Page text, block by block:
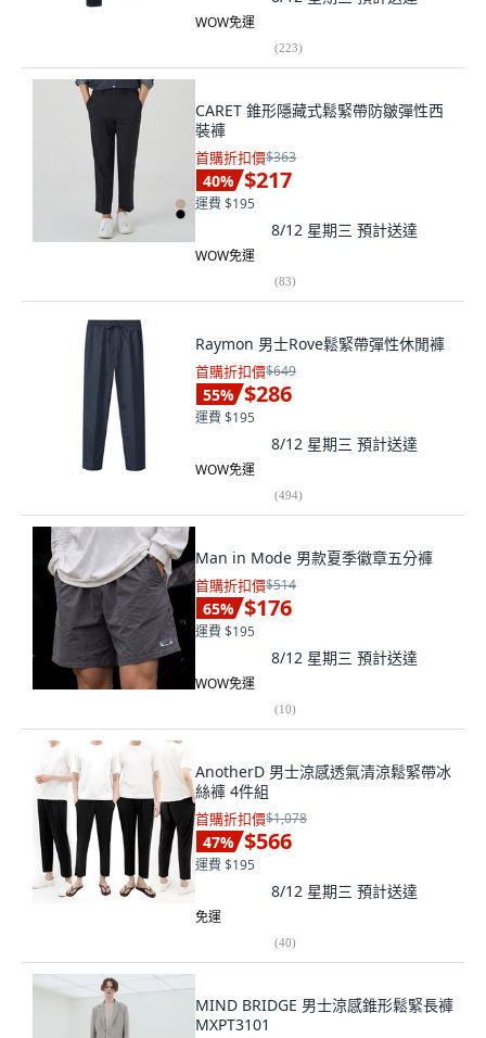
WOW免運
(223)
CARET 錐形隱藏式鬆緊帶防皺彈性西
裝褲
首購折扣價$363
40% $217
運費 $195
8/12 星期三 預計送達
WOW免運
(83)
Raymon 男士Rove鬆緊帶彈性休閒褲
首購折扣價$649
55% $286
運費 $195
8/12 星期三 預計送達
WOW免運
(494)
Man in Mode 男款夏季徽章五分褲
首購折扣價$514
65% $176
運費 $195
8/12 星期三 預計送達
WOW免運
(10)
AnotherD 男士涼感透氣清涼鬆緊帶冰
絲褲 4件組
首購折扣價$1,078
47% $566
運費 $195
8/12 星期三 預計送達
免運
(40)
MIND BRIDGE 男士涼感錐形鬆緊長褲
MXPT3101